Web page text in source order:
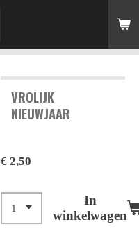
VROLIJK
NIEUWJAAR
€ 2,50
In
winkelwagen